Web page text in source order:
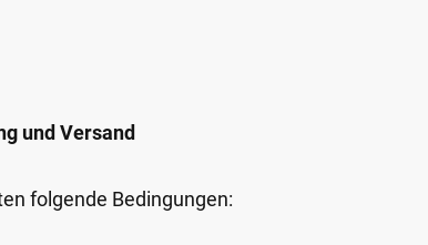
und Versand
folgende Bedingungen: